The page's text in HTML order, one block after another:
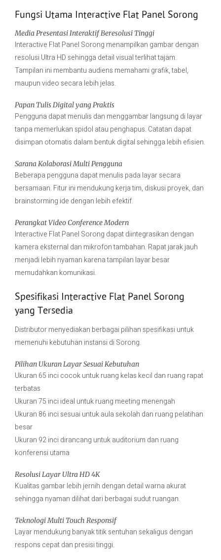
Fungsi Utama Interactive Flat Panel Sorong
Media Presentasi Interaktif Beresolusi Tinggi
Interactive Flat Panel Sorong menampilkan gambar dengan
resolusi Ultra HD sehingga detail visual terlihat tajam.
Tampilan ini membantu audiens memahami grafik, tabel,
maupun video secara lebih jelas.
Papan Tulis Digital yang Praktis
Pengguna dapat menulis dan menggambar langsung di layar
tanpa memerlukan spidol atau penghapus. Catatan dapat
disimpan otomatis dalam bentuk digital sehingga lebih efisien.
Sarana Kolaborasi Multi Pengguna
Beberapa pengguna dapat menulis pada layar secara
bersamaan. Fitur ini mendukung kerja tim, diskusi proyek, dan
brainstorming ide dengan lebih efektif.
Perangkat Video Conference Modern
Interactive Flat Panel Sorong dapat diintegrasikan dengan
kamera eksternal dan mikrofon tambahan. Rapat jarak jauh
menjadi lebih nyaman karena tampilan layar besar
memudahkan komunikasi.
Spesifikasi Interactive Flat Panel Sorong
yang Tersedia
Distributor menyediakan berbagai pilihan spesifikasi untuk
memenuhi kebutuhan instansi di Sorong.
Pilihan Ukuran Layar Sesuai Kebutuhan
Ukuran 65 inci cocok untuk ruang kelas kecil dan ruang rapat
terbatas
Ukuran 75 inci ideal untuk ruang meeting menengah
Ukuran 86 inci sesuai untuk aula sekolah dan ruang pelatihan
besar
Ukuran 92 inci dirancang untuk auditorium dan ruang
konferensi utama
Resolusi Layar Ultra HD 4K
Kualitas gambar lebih jernih dengan detail warna akurat
sehingga nyaman dilihat dari berbagai sudut ruangan.
Teknologi Multi Touch Responsif
Layar mendukung banyak titik sentuhan sekaligus dengan
respons cepat dan presisi tinggi.